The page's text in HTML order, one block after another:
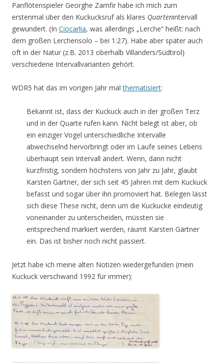
Panflötenspieler Georghe Zamfir habe ich mich zum
erstenmal über den Kuckucksruf als klares Quartenintervall
gewundert. (In Ciocarlia, was allerdings „Lerche“ heißt: nach
dem großen Lerchensolo – bei 1:27). Habe aber später auch
oft in der Natur (z.B. 2013 oberhalb Villanders/Südtirol)
verschiedene Intervallvarianten gehört.
WDR5 hat das im vorigen Jahr malthematisiert:
Bekannt ist, dass der Kuckuck auch in der großen Terz
und in der Quarte rufen kann. Nicht belegt ist aber, ob
ein einziger Vogel unterschiedliche Intervalle
abwechselnd hervorbringt oder im Laufe seines Lebens
überhaupt sein Intervall ändert. Wenn, dann nicht
kurzfristig, sondern höchstens von Jahr zu Jahr, glaubt
Karsten Gärtner, der sich seit 45 Jahren mit dem Kuckuck
befasst und sogar über ihn promoviert hat. Belegen lässt
sich diese These nicht, denn um die Kuckucke eindeutig
voneinander zu unterscheiden, müssten sie
entsprechend markiert werden, räumt Karsten Gärtner
ein. Das ist bisher noch nicht passiert.
Jetzt habe ich meine alten Notizen wiedergefunden (mein
Kuckuck verschwand 1992 für immer):